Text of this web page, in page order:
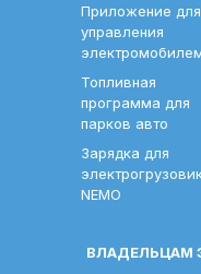
Приложение для
управления
Топливная
программа для
парков авто
Зарядка для
NEMO
ВЛАДЕЛЬЦАМ